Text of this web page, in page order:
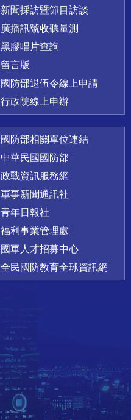
新聞採訪暨節目訪談
廣播訊號收聽量測
黑膠唱片查詢
留言版
國防部退伍令線上申請
行政院線上申辦
國防部相關單位連結
中華民國國防部
政戰資訊服務網
軍事新聞通訊社
青年日報社
福利事業管理處
國軍人才招募中心
全民國防教育全球資訊網